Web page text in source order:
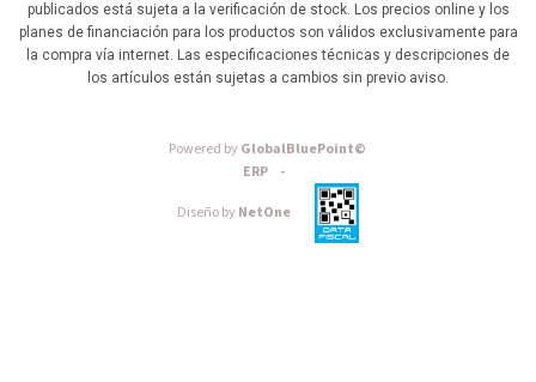
publicados está sujeta a la verificación de stock. Los precios online y los
planes de financiación para los productos son válidos exclusivamente para
la compra vía internet. Las especificaciones técnicas y descripciones de
los artículos están sujetas a cambios sin previo aviso.
Powered byGlobalBluePoint©
ERP -
Diseño byNetOne